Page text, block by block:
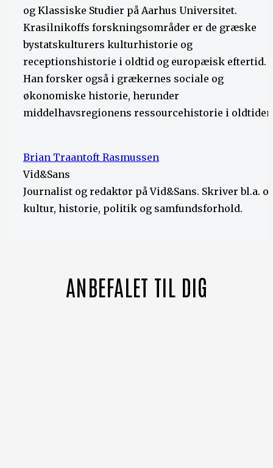
og Klassiske Studier på Aarhus Universitet.
Krasilnikoffs forskningsområder er de græske
bystatskulturers kulturhistorie og
receptionshistorie i oldtid og europæisk eftertid.
Han forsker også i grækernes sociale og
økonomiske historie, herunder
middelhavsregionens ressourcehistorie i
Brian Traantoft Rasmussen
Vid&Sans
Journalist og redaktør på Vid&Sans. Skriver bl.a.
kultur, historie, politik og samfundsforhold.
ANBEFALET TIL DIG